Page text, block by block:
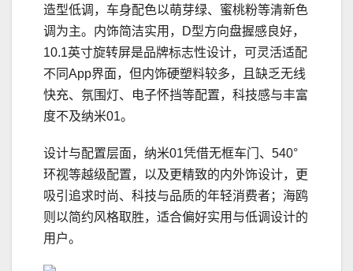
造型低调，车身配色以萌芽绿、蜜桃粉等清新色
调为主。内饰简洁实用，D型方向盘握感良好，
10.1英寸旋转屏是品牌标志性设计，可灵活适配
不同App界面，但内饰硬塑料较多，且缺乏无线
快充、氛围灯、电子怀挡等配置，科技感与丰富
度不及纳米01。
设计与配置层面，纳米01凭借无框车门、540°
环视等越级配置，以及更精致的内外饰设计，更
吸引追求时尚、科技与品质的年轻消费者；海鸥
则以简约风格取胜，适合偏好实用与低调设计的
用户。